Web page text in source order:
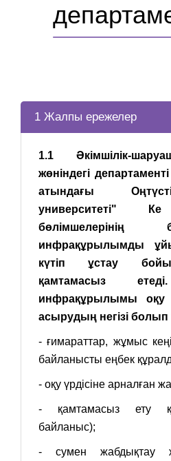
1 Жалпы ережелер
1.1 Әкімшілік-
жөніндегі
атындағы
бөлімшелерінің
инфрақұрылымды
күтіп ұстау
қамтамасыз
инфрақұрылымы оқу
асырудың негізі
- ғимараттар, жұмыс
байланысты еңбек
- оқу үрдісіне арналған
- қамтамасыз ету
байланыс);
- сумен жабдықтау